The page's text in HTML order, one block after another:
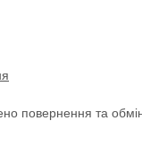
повернення та